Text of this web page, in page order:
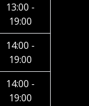
13:00 -
19:00
14:00 -
19:00
14:00 -
19:00